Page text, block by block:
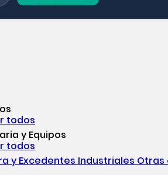
todos
y Equipos
todos
y Excedentes Industriales Otras